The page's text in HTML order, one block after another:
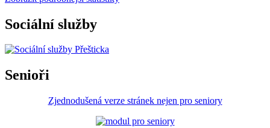
Sociální služby
Senioři
Zjednodušená verze stránek nejen pro seniory